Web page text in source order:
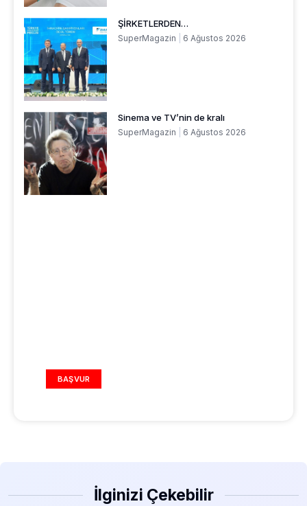
ŞİRKETLERDEN…
SuperMagazin 6 Ağustos 2026
Sinema ve TV’nin de kralı
SuperMagazin 6 Ağustos 2026
BAŞVUR
İlginizi Çekebilir